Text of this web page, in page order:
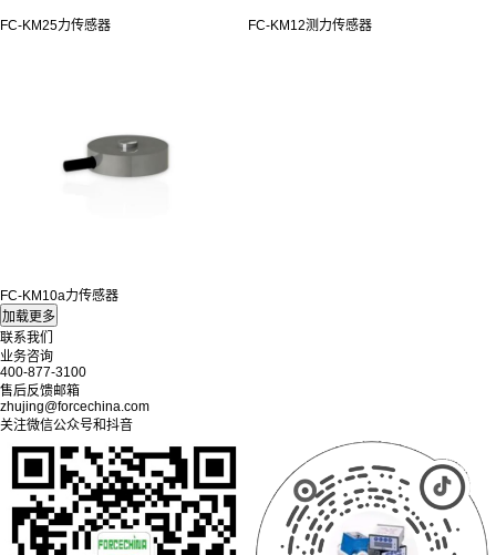
FC-KM25力传感器 FC-KM12测力传感器
FC-KM10a力传感器
联系我们
业务咨询
400-877-3100
售后反馈邮箱
zhujing@forcechina.com
关注微信公众号和抖音